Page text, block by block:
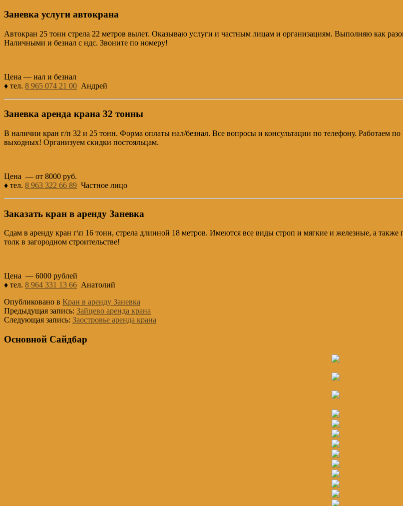
Заневка услуги автокрана
Автокран 25 тонн стрела 22 метров вылет. Оказываю услуги и частным лицам и организациям. Выполняю как
Наличными и безнал с ндс. Звоните по номеру!
Цена — нал и безнал
♦ тел. 8 965 074 21 00 Андрей
Заневка аренда крана 32 тонны
В наличии кран г/п 32 и 25 тонн. Форма оплаты нал/безнал. Все вопросы и консультации по телефону. Работаем
выходных! Организуем скидки постояльцам.
Цена — от 8000 руб.
♦ тел. 8 963 322 66 89 Частное лицо
Заказать кран в аренду Заневка
Сдам в аренду кран г\п 16 тонн, стрела длинной 18 метров. Имеются все виды строп и мягкие и железные, а
толк в загородном строительстве!
Цена — 6000 рублей
♦ тел. 8 964 331 13 66 Анатолий
Опубликовано в Кран в аренду Заневка
Предыдущая запись: Зайцево аренда крана
Следующая запись: Заостровье аренда крана
Основной Сайдбар